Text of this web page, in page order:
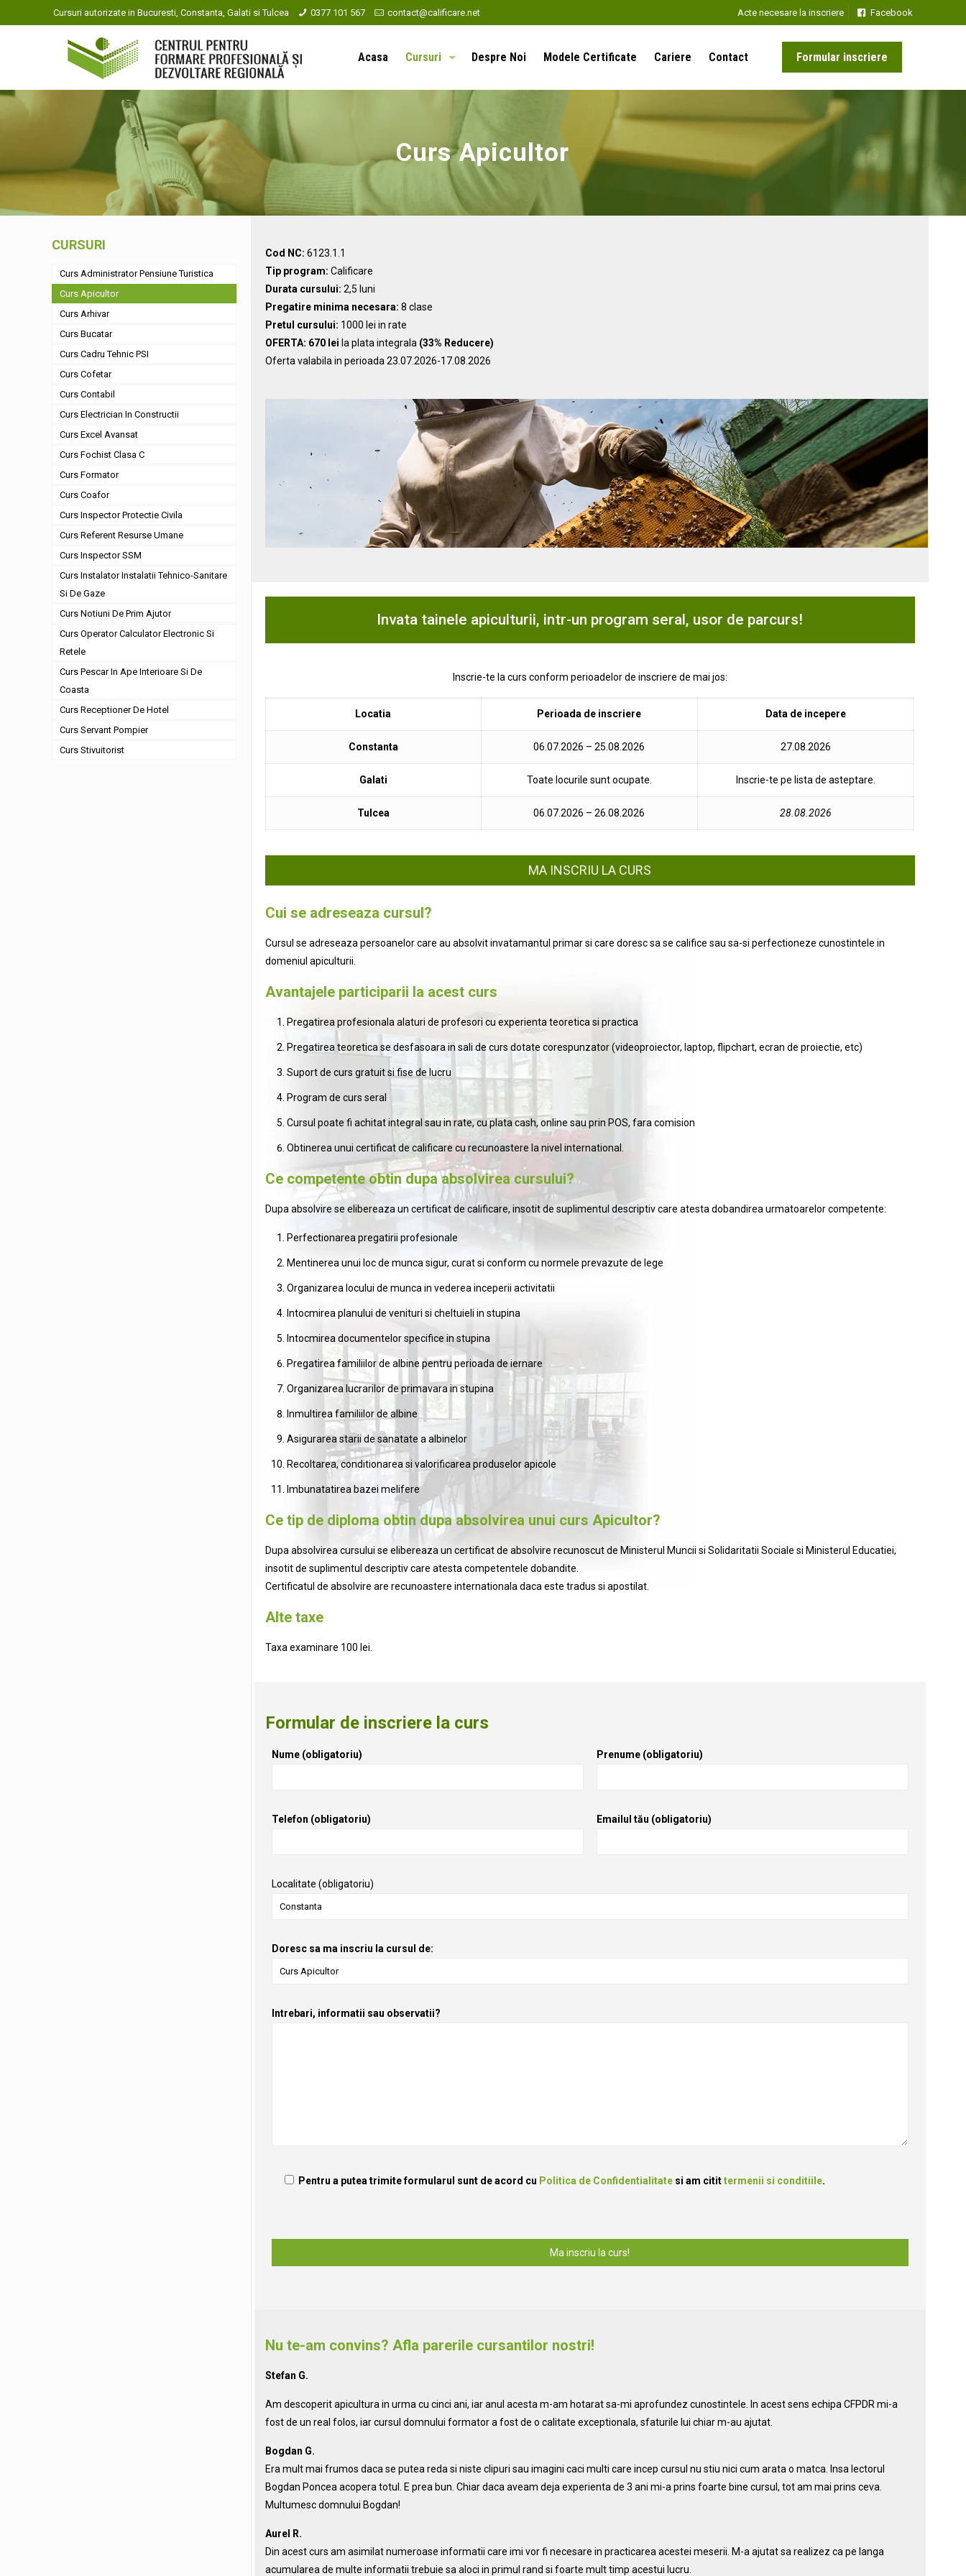
Cursuri autorizate in Bucuresti, Constanta, Galati si Tulcea 0377 101 567 contact@calificare.net Acte necesare la inscriere Facebook
Acasa Cursuri Despre Noi Modele Certificate Cariere Contact Formular inscriere
Curs Apicultor
Cod NC: 6123.1.1
Tip program: Calificare
Durata cursului: 2,5 luni
Pregatire minima necesara: 8 clase
Pretul cursului: 1000 lei in rate
OFERTA: 670 lei la plata integrala (33% Reducere)
Oferta valabila in perioada 23.07.2026-17.08.2026
Invata tainele apiculturii, intr-un program seral, usor de parcurs!
Inscrie-te la curs conform perioadelor de inscriere de mai jos:
Locatia Perioada de inscriere Data de incepere
Constanta 06.07.2026 – 25.08.2026 27.08.2026
Galati Toate locurile sunt ocupate. Inscrie-te pe lista de asteptare.
Tulcea 06.07.2026 – 26.08.2026 28.08.2026
MA INSCRIU LA CURS
Cui se adreseaza cursul?
Cursul se adreseaza persoanelor care au absolvit invatamantul primar si care doresc sa se califice sau sa-si perfectioneze cunostintele in
domeniul apiculturii.
Avantajele participarii la acest curs
Pregatirea profesionala alaturi de profesori cu experienta teoretica si practica
Pregatirea teoretica se desfasoara in sali de curs dotate corespunzator (videoproiector, laptop, flipchart, ecran de proiectie, etc)
Suport de curs gratuit si fise de lucru
Program de curs seral
Cursul poate fi achitat integral sau in rate, cu plata cash, online sau prin POS, fara comision
Obtinerea unui certificat de calificare cu recunoastere la nivel international.
Ce competente obtin dupa absolvirea cursului?
Dupa absolvire se elibereaza un certificat de calificare, insotit de suplimentul descriptiv care atesta dobandirea urmatoarelor competente:
Perfectionarea pregatirii profesionale
Mentinerea unui loc de munca sigur, curat si conform cu normele prevazute de lege
Organizarea locului de munca in vederea inceperii activitatii
Intocmirea planului de venituri si cheltuieli in stupina
Intocmirea documentelor specifice in stupina
Pregatirea familiilor de albine pentru perioada de iernare
Organizarea lucrarilor de primavara in stupina
Inmultirea familiilor de albine
Asigurarea starii de sanatate a albinelor
Recoltarea, conditionarea si valorificarea produselor apicole
Imbunatatirea bazei melifere
Ce tip de diploma obtin dupa absolvirea unui curs Apicultor?
Dupa absolvirea cursului se elibereaza un certificat de absolvire recunoscut de Ministerul Muncii si Solidaritatii Sociale si Ministerul Educatiei,
insotit de suplimentul descriptiv care atesta competentele dobandite.
Certificatul de absolvire are recunoastere internationala daca este tradus si apostilat.
Alte taxe
Taxa examinare 100 lei.
Formular de inscriere la curs
Nume (obligatoriu) Prenume (obligatoriu)
Telefon (obligatoriu) Emailul tău (obligatoriu)
Localitate (obligatoriu)
Doresc sa ma inscriu la cursul de:
Intrebari, informatii sau observatii?
Pentru a putea trimite formularul sunt de acord cu Politica de Confidentialitatesi am citittermenii si conditiile.
Nu te-am convins? Afla parerile cursantilor nostri!
Stefan G.
Am descoperit apicultura in urma cu cinci ani, iar anul acesta m-am hotarat sa-mi aprofundez cunostintele. In acest sens echipa CFPDR mi-a
fost de un real folos, iar cursul domnului formator a fost de o calitate exceptionala, sfaturile lui chiar m-au ajutat.
Bogdan G.
Era mult mai frumos daca se putea reda si niste clipuri sau imagini caci multi care incep cursul nu stiu nici cum arata o matca. Insa lectorul
Bogdan Poncea acopera totul. E prea bun. Chiar daca aveam deja experienta de 3 ani mi-a prins foarte bine cursul, tot am mai prins ceva.
Multumesc domnului Bogdan!
Aurel R.
Din acest curs am asimilat numeroase informatii care imi vor fi necesare in practicarea acestei meserii. M-a ajutat sa realizez ca pe langa
acumularea de multe informatii trebuie sa aloci in primul rand si foarte mult timp acestui lucru.
CURSURI
Curs Administrator Pensiune Turistica
Curs Apicultor
Curs Arhivar
Curs Bucatar
Curs Cadru Tehnic PSI
Curs Cofetar
Curs Contabil
Curs Electrician In Constructii
Curs Excel Avansat
Curs Fochist Clasa C
Curs Formator
Curs Coafor
Curs Inspector Protectie Civila
Curs Referent Resurse Umane
Curs Inspector SSM
Curs Instalator Instalatii Tehnico-Sanitare
Si De Gaze
Curs Notiuni De Prim Ajutor
Curs Operator Calculator Electronic Si
Retele
Curs Pescar In Ape Interioare Si De
Coasta
Curs Receptioner De Hotel
Curs Servant Pompier
Curs Stivuitorist